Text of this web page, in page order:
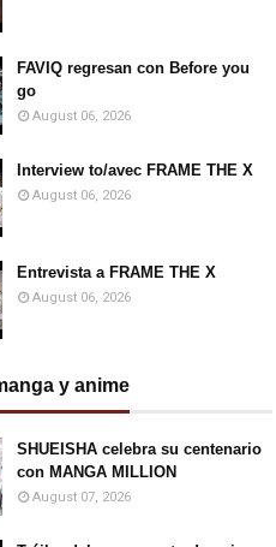
FAVIQ regresan con Before you
go
August 06, 2026
Interview to/avec FRAME THE X
August 06, 2026
Entrevista a FRAME THE X
August 06, 2026
y anime
SHUEISHA celebra su centenario
con MANGA MILLION
August 07, 2026